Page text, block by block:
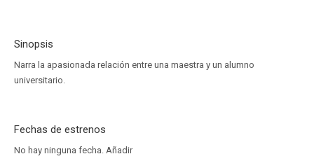
Sinopsis
Narra la apasionada relación entre una maestra y un alumno
universitario.
Fechas de estrenos
No hay ninguna fecha. Añadir